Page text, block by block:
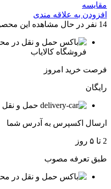
مقایسه
افزودن به علاقه مندی
14 نفر در حال مشاهده این
فروشگاه کالایاب
فرصت خرید امروز
رایگان
حمل و نقل
ارسال اکسپرس به آدرس شما
2 تا ۵ روز
طبق تعرفه مصوب